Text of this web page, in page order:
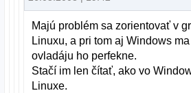
Majú problém sa zorientovať v
Linuxu, a pri tom aj Windows
ovladáju ho perfekne.
Stačí im len čítať, ako vo
Linuxe.